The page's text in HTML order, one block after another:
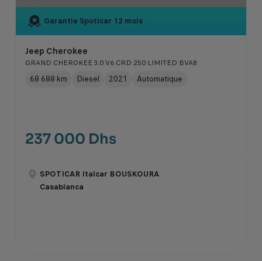
Garantie Spoticar 12 mois
Jeep Cherokee
GRAND CHEROKEE 3.0 V6 CRD 250 LIMITED BVA8
68 688 km Diesel 2021 Automatique
237 000 Dhs
SPOTICAR Italcar BOUSKOURA
Casablanca